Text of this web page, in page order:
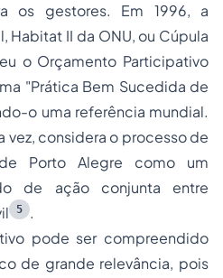
os gestores. Em 1996, a
Habitat II da ONU, ou Cúpula
o Orçamento Participativo
"Prática Bem Sucedida de
o uma referência mundial.
vez, considera o processo de
Porto Alegre como um
de ação conjunta entre
5
.
pode ser compreendido
de grande relevância, pois